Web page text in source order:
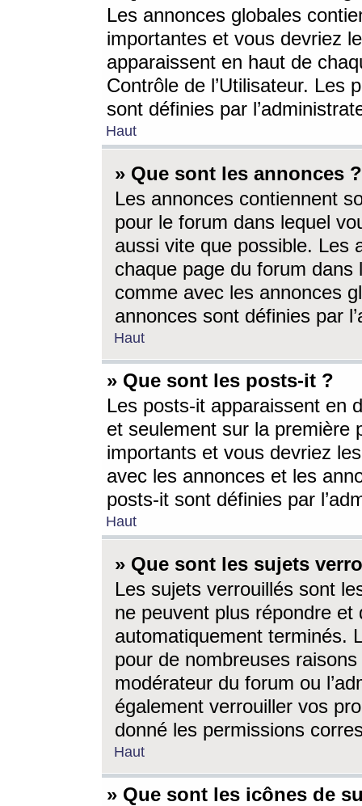
Les annonces globales
importantes et vous devriez
apparaissent en haut de
Contrôle de l’Utilisateur. Les
sont définies par
Haut
» Que sont les annonces ?
Les annonces contiennent
pour le forum dans lequel
aussi vite que possible. Les
chaque page du forum dans
comme avec les annonces
annonces sont définies par
Haut
» Que sont les posts-it ?
Les posts-it apparaissent en
et seulement sur la première
importants et vous devriez
avec les annonces et les
posts-it sont définies par
Haut
» Que sont les sujets
Les sujets verrouillés sont
ne peuvent plus répondre
automatiquement terminés.
pour de nombreuses
modérateur du forum ou
également verrouiller vos
donné les permissions
Haut
» Que sont les icônes de